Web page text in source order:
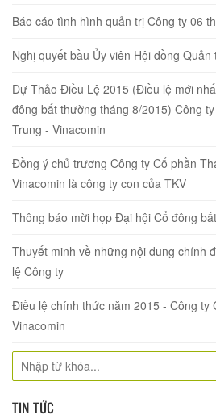
Báo cáo tình hình quản trị Công ty 06
Nghị quyết bầu Ủy viên Hội đồng Quản
Dự Thảo Điều Lệ 2015 (Điều lệ mới
đông bất thường tháng 8/2015) Công
Trung - Vinacomin
Đồng ý chủ trương Công ty Cổ phần
Vinacomin là công ty con của TKV
Thông báo mời họp Đại hội Cổ đông
Thuyết minh về những nội dung chính
lệ Công ty
Điều lệ chính thức năm 2015 - Công ty
Vinacomin
TIN TỨC